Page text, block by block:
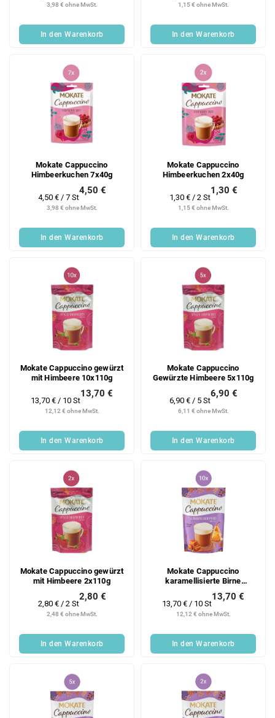
3,98 € ohne MwSt.
In den Warenkorb
1,15 € ohne MwSt.
In den Warenkorb
Mokate Cappuccino
Himbeerkuchen 7x40g
3,98 € ohne MwSt.
4,50 €
Verkaufspreis:
4,50 € / 7 St
In den Warenkorb
Mokate Cappuccino
Himbeerkuchen 2x40g
1,15 € ohne MwSt.
1,30 €
Verkaufspreis:
1,30 € / 2 St
In den Warenkorb
Mokate Cappuccino gewürzt
mit Himbeere 10x110g
12,12 € ohne MwSt.
13,70 €
Verkaufspreis:
13,70 € / 10 St
In den Warenkorb
Mokate Cappuccino
Gewürzte Himbeere 5x110g
6,11 € ohne MwSt.
6,90 €
Verkaufspreis:
6,90 € / 5 St
In den Warenkorb
Mokate Cappuccino gewürzt
mit Himbeere 2x110g
2,48 € ohne MwSt.
2,80 €
Verkaufspreis:
2,80 € / 2 St
In den Warenkorb
Mokate Cappuccino
karamellisierte Birne
12,12 € ohne MwSt.
13,70 €
Verkaufspreis:
13,70 € / 10 St
In den Warenkorb